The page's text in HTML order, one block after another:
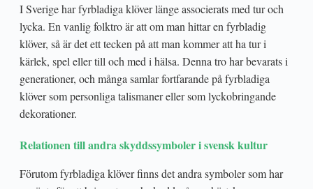
I Sverige har fyrbladiga klöver länge associerats med tur och
lycka. En vanlig folktro är att om man hittar en fyrbladig
klöver, så är det ett tecken på att man kommer att ha tur i
kärlek, spel eller till och med i hälsa. Denna tro har bevarats i
generationer, och många samlar fortfarande på fyrbladiga
klöver som personliga talismaner eller som lyckobringande
dekorationer.
Relationen till andra skyddssymboler i svensk kultur
Förutom fyrbladiga klöver finns det andra symboler som har